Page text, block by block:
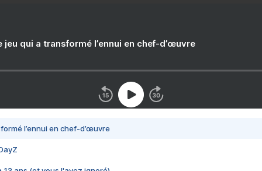
jeu qui a transformé l’ennui en chef-d’œuvre
l’ennui en chef-d’œuvre